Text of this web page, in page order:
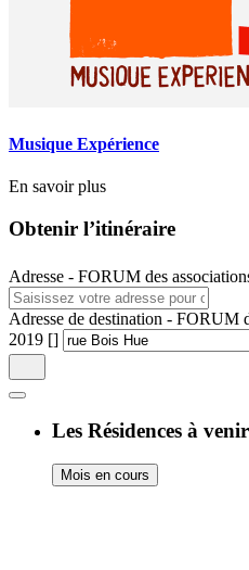
Musique Expérience
En savoir plus
Obtenir l’itinéraire
Adresse - FORUM des
Adresse de destination - FORUM
2019 []
Les Résidences à venir
Mois en cours